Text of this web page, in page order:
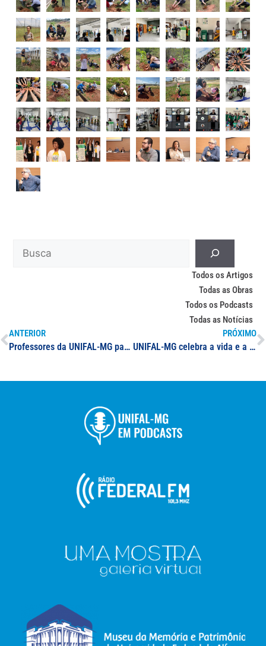
Todos os Artigos
Todas as Obras
Todos os Podcasts
Todas as Notícias
ANTERIOR
Professores da UNIFAL-MG participam de reportagem da EPTV Sul de Minas sobre mercado de trabalho
PRÓXIMO
UNIFAL-MG celebra a vida e a obra de Waldir de Luna Carneiro em semana especial; evento no campus sede destaca homenagem, exposição, leitura dramática, exibição de filme e conferência sobre o dramaturgo